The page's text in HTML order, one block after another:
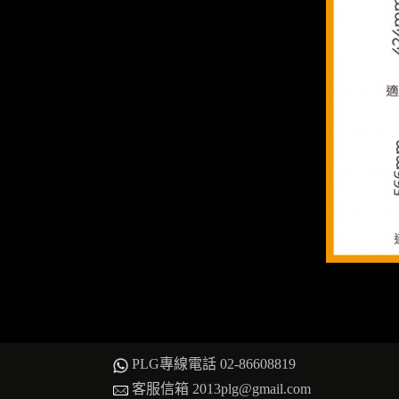
PLG專線電話 02-86608819
客服信箱 2013plg@gmail.com